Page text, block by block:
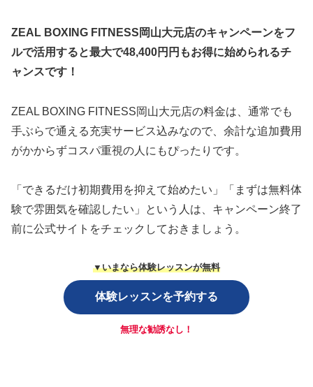
ZEAL BOXING FITNESS岡山大元店のキャンペーンをフ
ルで活用すると最大で48,400円円もお得に始められるチ
ャンスです！
ZEAL BOXING FITNESS岡山大元店の料金は、通常でも
手ぶらで通える充実サービス込みなので、余計な追加費用
がかからずコスパ重視の人にもぴったりです。
「できるだけ初期費用を抑えて始めたい」「まずは無料体
験で雰囲気を確認したい」という人は、キャンペーン終了
前に公式サイトをチェックしておきましょう。
▼いまなら体験レッスンが無料
体験レッスンを予約する
無理な勧誘なし！